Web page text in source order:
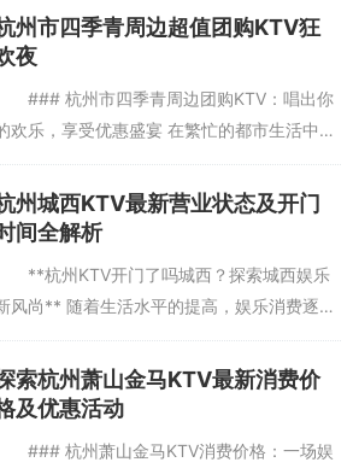
战。本文将带您探索杭州滨江地区最便宜的
，让您在享...
州市四季青周边超值团购KTV狂
夜
### 杭州市四季青周边团购KTV：唱出你
欢乐，享受优惠盛宴 在繁忙的都市生活中，
找一片属于自己的娱乐天地，成为了许多人
心愿。而杭州市四季青周边，正是这样一个
满欢声笑语的地方...
州城西KTV最新营业状态及开门
间全解析
**杭州KTV开门了吗城西？探索城西娱乐
风尚** 随着生活水平的提高，娱乐消费逐渐
为人们生活中不可或缺的一部分。而KTV作
集唱歌、聚会、休闲于一体的场所，更是受
了广大市民的青...
索杭州萧山金马KTV最新消费价
及优惠活动
### 杭州萧山金马KTV消费价格：一场娱